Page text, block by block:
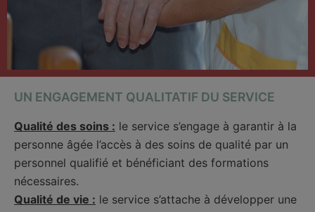
UN ENGAGEMENT QUALITATIF DU SERVICE
Qualité des soins : le service s’engage à garantir à la
personne âgée l’accès à des soins de qualité par un
personnel qualifié et bénéficiant des formations
nécessaires.
Qualité de vie : le service s’attache à développer une